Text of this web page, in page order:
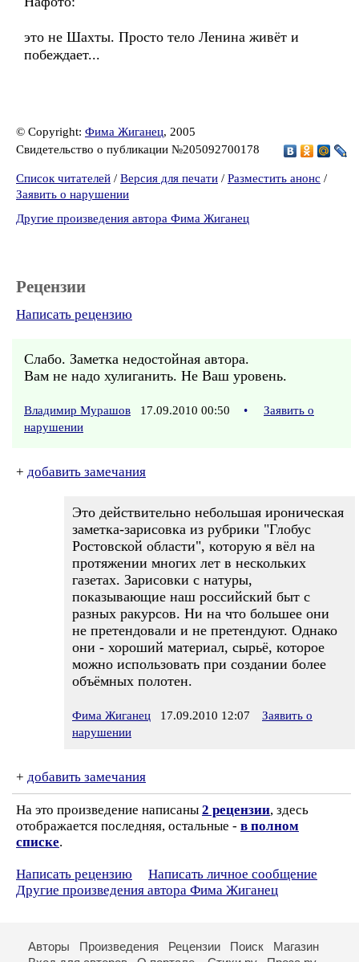
это не Шахты. Просто тело Ленина живёт и
побеждает...
© Copyright: Фима Жиганец, 2005
Свидетельство о публикации №205092700178
Список читателей / Версия для печати / Разместить анонс /
Заявить о нарушении
Другие произведения автора Фима Жиганец
Рецензии
Написать рецензию
Слабо. Заметка недостойная автора.
Вам не надо хулиганить. Не Ваш уровень.
Владимир Мурашов 17.09.2010 00:50 •
Заявить о
нарушении
+ добавить замечания
Это действительно небольшая ироническая
заметка-зарисовка из рубрики "Глобус
Ростовской области", которую я вёл на
протяжении многих лет в нескольких
газетах. Зарисовки с натуры,
показывающие наш российский быт с
разных ракурсов. Ни на что большее они
не претендовали и не претендуют. Однако
они - хороший материал, сырьё, которое
можно использовать при создании более
объёмных полотен.
Фима Жиганец 17.09.2010 12:07
Заявить о
нарушении
+ добавить замечания
На это произведение написаны 2 рецензии, здесь
отображается последняя, остальные - в полном
списке.
Написать рецензию
Написать личное сообщение
Другие произведения автора Фима Жиганец
Авторы Произведения Рецензии Поиск
Магазин